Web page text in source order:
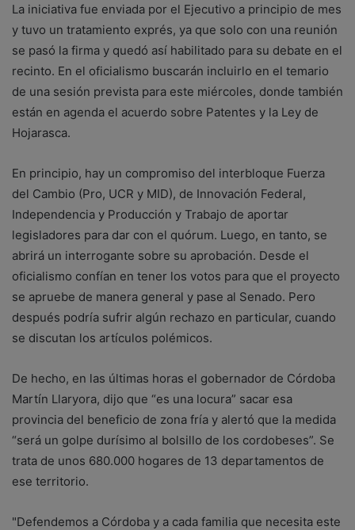
La iniciativa fue enviada por el Ejecutivo a principio de mes
y tuvo un tratamiento exprés, ya que solo con una reunión
se pasó la firma y quedó así habilitado para su debate en el
recinto. En el oficialismo buscarán incluirlo en el temario
de una sesión prevista para este miércoles, donde también
están en agenda el acuerdo sobre Patentes y la Ley de
Hojarasca.
En principio, hay un compromiso del interbloque Fuerza
del Cambio (Pro, UCR y MID), de Innovación Federal,
Independencia y Producción y Trabajo de aportar
legisladores para dar con el quórum. Luego, en tanto, se
abrirá un interrogante sobre su aprobación. Desde el
oficialismo confían en tener los votos para que el proyecto
se apruebe de manera general y pase al Senado. Pero
después podría sufrir algún rechazo en particular, cuando
se discutan los artículos polémicos.
De hecho, en las últimas horas el gobernador de Córdoba
Martín Llaryora, dijo que “es una locura” sacar esa
provincia del beneficio de zona fría y alertó que la medida
“será un golpe durísimo al bolsillo de los cordobeses”. Se
trata de unos 680.000 hogares de 13 departamentos de
ese territorio.
"Defendemos a Córdoba y a cada familia que necesita este